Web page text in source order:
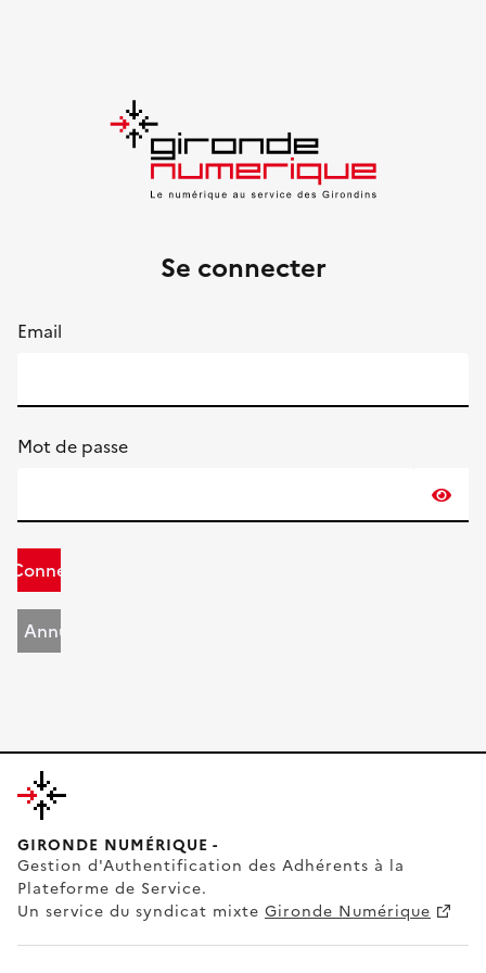
Se connecter
Email
Mot de passe
Connexion
Annuler
GIRONDE NUMÉRIQUE -
Gestion d'Authentification des Adhérents à la
Plateforme de Service.
Un service du syndicat mixte Gironde Numérique